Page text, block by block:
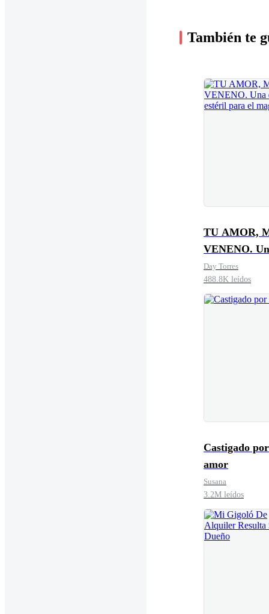
También te
TU AMOR,
VENENO.
esposa estéril
el magnate
Day Torres
488.8K leídos
Castigado
amor
Susana
3.2M leídos